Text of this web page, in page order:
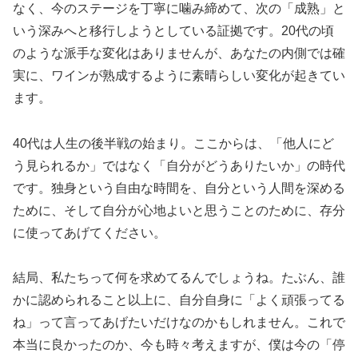
なく、今のステージを丁寧に噛み締めて、次の「成熟」と
いう深みへと移行しようとしている証拠です。20代の頃
のような派手な変化はありませんが、あなたの内側では確
実に、ワインが熟成するように素晴らしい変化が起きてい
ます。
40代は人生の後半戦の始まり。ここからは、「他人にど
う見られるか」ではなく「自分がどうありたいか」の時代
です。独身という自由な時間を、自分という人間を深める
ために、そして自分が心地よいと思うことのために、存分
に使ってあげてください。
結局、私たちって何を求めてるんでしょうね。たぶん、誰
かに認められること以上に、自分自身に「よく頑張ってる
ね」って言ってあげたいだけなのかもしれません。これで
本当に良かったのか、今も時々考えますが、僕は今の「停